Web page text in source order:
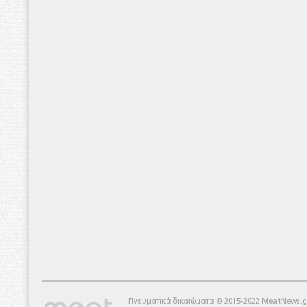
Πνευματικά δικαιώματα © 2015-2022